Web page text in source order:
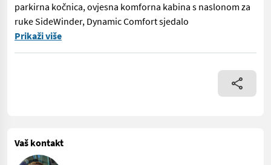
parkirna kočnica, ovjesna komforna kabina s naslonom za
ruke SideWinder, Dynamic Comfort sjedalo
New Holland T6.180 AutoCommand - 6-cilindrični motor i
Prikaži više
Vaš kontakt